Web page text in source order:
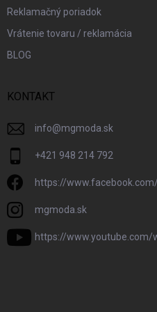
Reklamačný poriadok
Vrátenie tovaru / reklamácia
BLOG
KONTAKT
info@mgmoda.sk
+421 948 214 792
https://
mgmoda.sk
https://www.youtube.com/